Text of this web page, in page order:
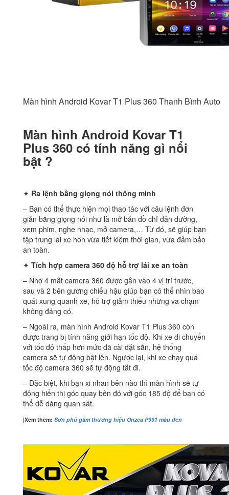
Màn hình Android Kovar T1 Plus 360 Thanh Bình Auto
Màn hình Android Kovar T1
Plus 360 có tính năng gì nổi
bật ?
✦ Ra lệnh bằng giọng nói thông minh
– Bạn có thể thực hiện mọi thao tác với câu lệnh đơn
giản bằng giọng nói như là mở bản đồ chỉ dẫn đường,
xem phim, nghe nhạc, mở camera,… Từ đó, sẽ giúp bạn
tập trung lái xe hơn vừa tiết kiệm thời gian, vừa đảm bảo
an toàn.
✦ Tích hợp camera 360 độ hỗ trợ lái xe an toàn
– Nhờ 4 mắt camera 360 được gắn vào 4 vị trí trước,
sau và 2 bên gương chiếu hậu giúp bạn có thể nhìn bao
quát xung quanh xe, hỗ trợ giảm thiểu những va chạm
không đáng có.
– Ngoài ra, màn hình Android Kovar T1 Plus 360 còn
được trang bị tính năng giới hạn tốc độ. Khi xe di chuyển
với tốc độ thấp hơn mức đã cài đặt sẵn, hệ thống
camera sẽ tự động bật lên. Ngược lại, khi xe chạy quá
tốc độ camera 360 sẽ tự động tắt đi.
– Đặc biệt, khi bạn xi nhan bên nào thì màn hình sẽ tự
động hiển thị góc quay bên đó với góc 185 độ để bạn có
thể dễ dàng quan sát.
|Xem thêm: Sơn phủ gầm thương hiệu Onzca P991 màu đen